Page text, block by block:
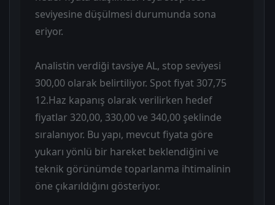
seviyesine düşülmesi durumunda sona
eriyor.
Analistin verdiği tavsiye AL, stop seviyesi
300,00 olarak belirtiliyor. Spot fiyat 307,75
12.Haz kapanış olarak verilirken hedef
fiyatlar 320,00, 330,00 ve 340,00 şeklinde
sıralanıyor. Bu yapı, mevcut fiyata göre
yukarı yönlü bir hareket beklendiğini ve
teknik görünümde toparlanma ihtimalinin
öne çıkarıldığını gösteriyor.